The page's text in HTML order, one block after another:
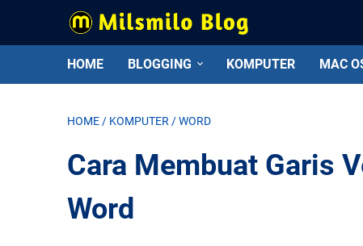
HOME BLOGGING KOMPUTER MAC
HOME / KOMPUTER /WORD
Cara Membuat Garis
Word